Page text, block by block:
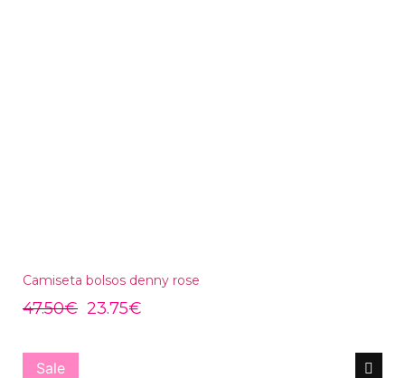
Camiseta bolsos denny rose
47.50€ 23.75€
Sale